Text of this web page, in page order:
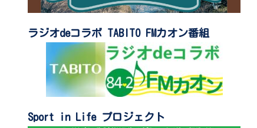
ラジオdeコラボ TABITO FMカオン番組
Sport in Life プロジェクト